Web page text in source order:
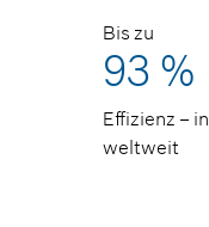
Bis zu
93 %
Effizienz –
weltweit